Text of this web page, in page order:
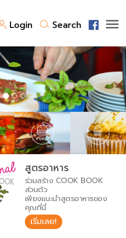
Login Search
ารตวง
มิ
กวัตถุดิบ
สูตรอาหาร
ร่วมสร้าง COOK BOOK
ส่วนตัว
เพียงแนะนำสูตรอาหารของ
คุณที่นี่
เริ่มเลย!